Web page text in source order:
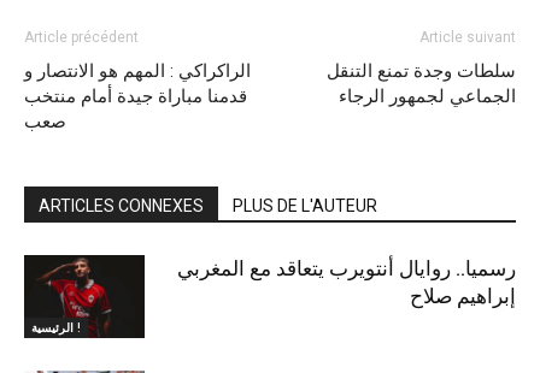
Article précédent
الراكراكي : المهم هو الانتصار و
قدمنا مباراة جيدة أمام منتخب
صعب
Article suivant
سلطات وجدة تمنع التنقل
الجماعي لجمهور الرجاء
ARTICLES CONNEXES PLUS DE L'AUTEUR
الرئيسية !
رسميا.. روايال أنتويرب يتعاقد مع المغربي
إبراهيم صلاح